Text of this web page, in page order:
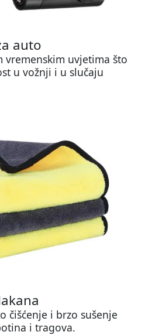
auto
vremenskim uvjetima što
u vožnji i u slučaju
čišćenje i brzo sušenje
i tragova.